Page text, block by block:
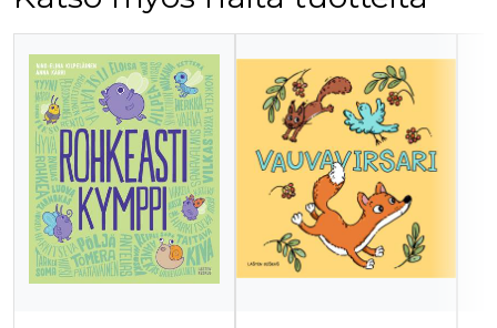
Tuoteluettelon alku